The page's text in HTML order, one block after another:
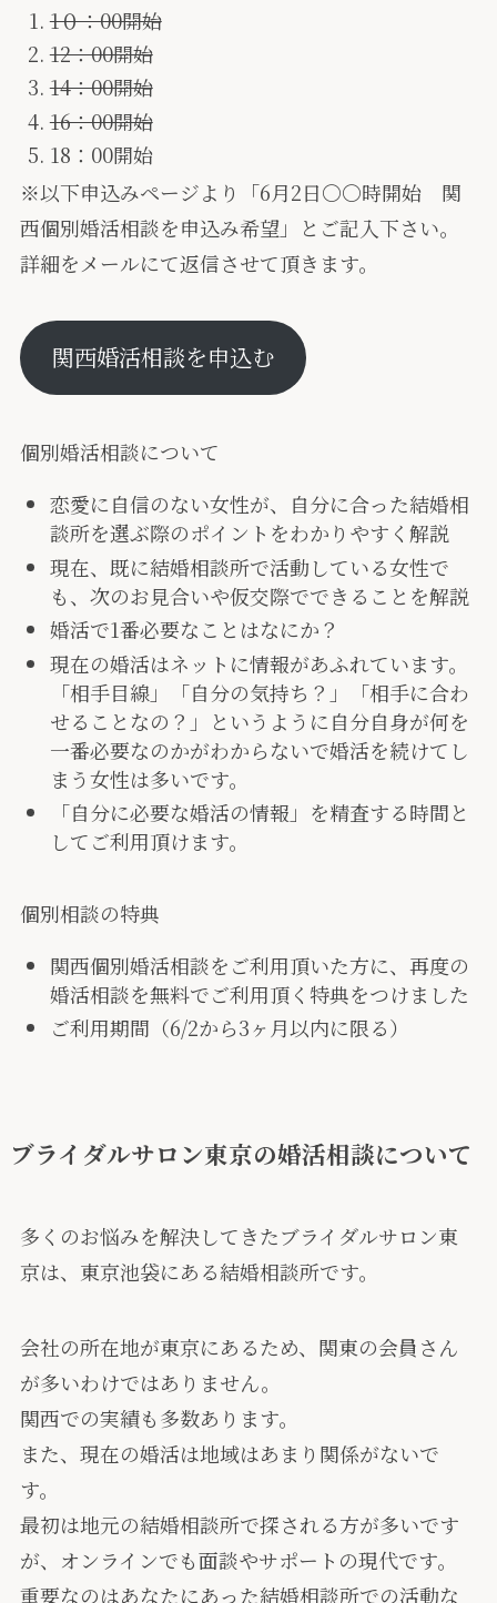
1０：00開始
12：00開始
14：00開始
16：00開始
18：00開始
※以下申込みページより「6月2日〇〇時開始 関
西個別婚活相談を申込み希望」とご記入下さい。
詳細をメールにて返信させて頂きます。
関西婚活相談を申込む
個別婚活相談について
恋愛に自信のない女性が、自分に合った結婚相
談所を選ぶ際のポイントをわかりやすく解説
現在、既に結婚相談所で活動している女性で
も、次のお見合いや仮交際でできることを解説
婚活で1番必要なことはなにか？
現在の婚活はネットに情報があふれています。
「相手目線」「自分の気持ち？」「相手に合わ
せることなの？」というように自分自身が何を
一番必要なのかがわからないで婚活を続けてし
まう女性は多いです。
「自分に必要な婚活の情報」を精査する時間と
してご利用頂けます。
個別相談の特典
関西個別婚活相談をご利用頂いた方に、再度の
婚活相談を無料でご利用頂く特典をつけました
ご利用期間（6/2から3ヶ月以内に限る）
ブライダルサロン東京の婚活相談について
多くのお悩みを解決してきたブライダルサロン東
京は、東京池袋にある結婚相談所です。
会社の所在地が東京にあるため、関東の会員さん
が多いわけではありません。
関西での実績も多数あります。
また、現在の婚活は地域はあまり関係がないで
す。
最初は地元の結婚相談所で探される方が多いです
が、オンラインでも面談やサポートの現代です。
重要なのはあなたにあった結婚相談所での活動な